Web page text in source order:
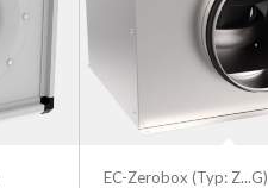
EC-Zerobox (Typ: Z...G)